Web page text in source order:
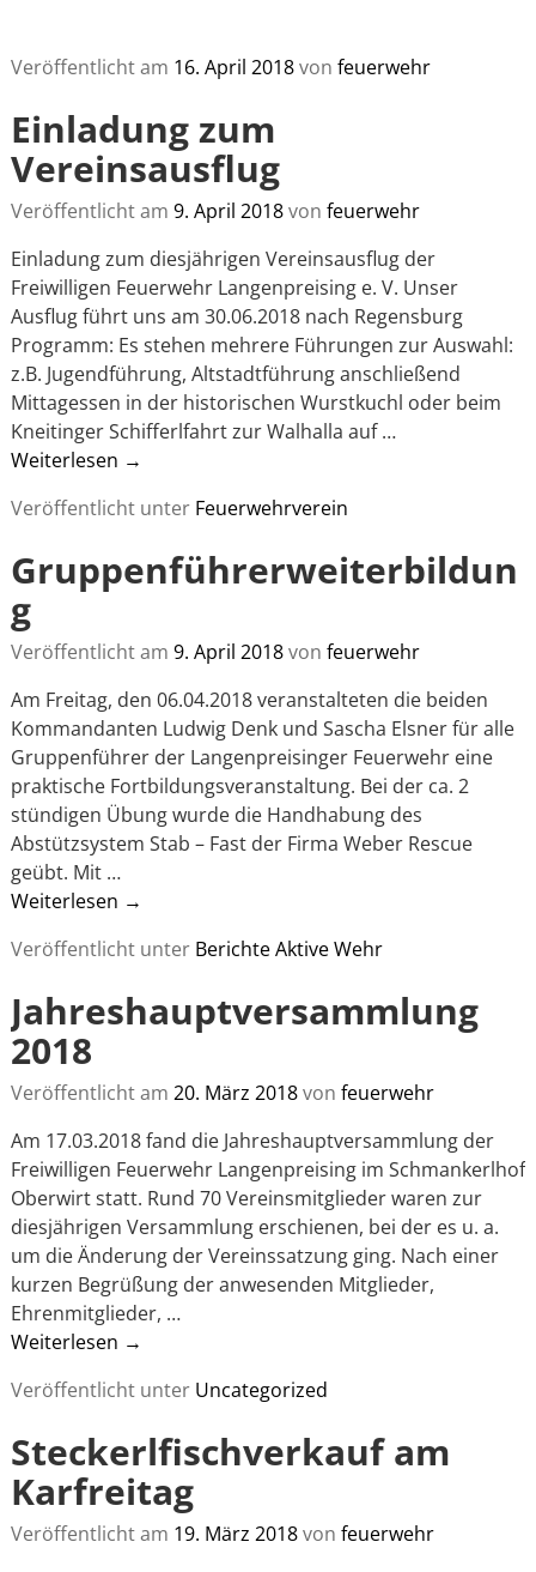
Veröffentlicht am 16. April 2018von feuerwehr
Einladung zum
Vereinsausflug
Veröffentlicht am 9. April 2018von feuerwehr
Einladung zum diesjährigen Vereinsausflug der
Freiwilligen Feuerwehr Langenpreising e. V. Unser
Ausflug führt uns am 30.06.2018 nach Regensburg
Programm: Es stehen mehrere Führungen zur Auswahl:
z.B. Jugendführung, Altstadtführung anschließend
Mittagessen in der historischen Wurstkuchl oder beim
Kneitinger Schifferlfahrt zur Walhalla auf…
Weiterlesen →
Veröffentlicht unter Feuerwehrverein
Gruppenführerweiterbildun
g
Veröffentlicht am 9. April 2018von feuerwehr
Am Freitag, den 06.04.2018 veranstalteten die beiden
Kommandanten Ludwig Denk und Sascha Elsner für alle
Gruppenführer der Langenpreisinger Feuerwehr eine
praktische Fortbildungsveranstaltung. Bei der ca. 2
stündigen Übung wurde die Handhabung des
Abstützsystem Stab – Fast der Firma Weber Rescue
geübt. Mit …
Weiterlesen →
Veröffentlicht unter Berichte Aktive Wehr
Jahreshauptversammlung
2018
Veröffentlicht am 20. März 2018von feuerwehr
Am 17.03.2018 fand die Jahreshauptversammlung der
Freiwilligen Feuerwehr Langenpreising im Schmankerlhof
Oberwirt statt. Rund 70 Vereinsmitglieder waren zur
diesjährigen Versammlung erschienen, bei der es u. a.
um die Änderung der Vereinssatzung ging. Nach einer
kurzen Begrüßung der anwesenden Mitglieder,
Ehrenmitglieder, …
Weiterlesen →
Veröffentlicht unter Uncategorized
Steckerlfischverkauf am
Karfreitag
Veröffentlicht am 19. März 2018von feuerwehr